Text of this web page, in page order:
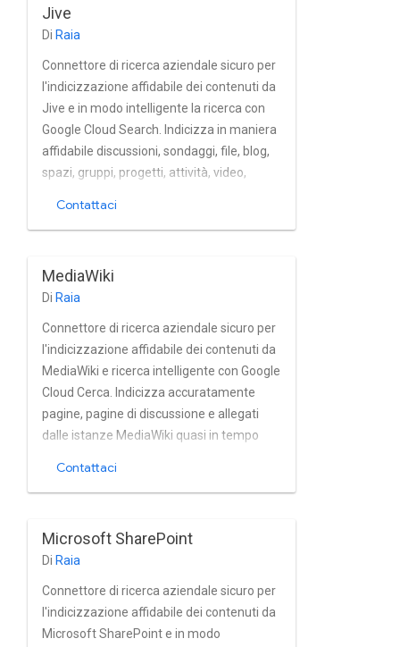
integrata di utenti e gruppi di
Documentum eRoom.
Jive
Di Raia
Connettore di ricerca aziendale sicuro per
l'indicizzazione affidabile dei contenuti da
Jive e in modo intelligente la ricerca con
Google Cloud Search. Indicizza in maniera
affidabile discussioni, sondaggi, file, blog,
spazi, gruppi, progetti, attività, video,
gestione dei gruppi e supporta
l'autenticazione nativa di Jive OAuth e
l'autenticazione di base.
Contattaci
MediaWiki
Di Raia
Connettore di ricerca aziendale sicuro per
l'indicizzazione affidabile dei contenuti da
MediaWiki e ricerca intelligente con Google
Cloud Cerca. Indicizza accuratamente
pagine, pagine di discussione e allegati
dalle istanze MediaWiki quasi in tempo
altre i servizi di machine learning.
Contattaci
Microsoft SharePoint
Di Raia
Connettore di ricerca aziendale sicuro per
l'indicizzazione affidabile dei contenuti da
Microsoft SharePoint e in modo